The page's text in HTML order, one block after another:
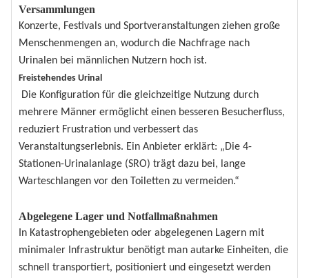
Versammlungen
Konzerte, Festivals und Sportveranstaltungen ziehen große
Menschenmengen an, wodurch die Nachfrage nach
Urinalen bei männlichen Nutzern hoch ist.
Freistehendes Urinal
Die Konfiguration für die gleichzeitige Nutzung durch
mehrere Männer ermöglicht einen besseren Besucherfluss,
reduziert Frustration und verbessert das
Veranstaltungserlebnis. Ein Anbieter erklärt: „Die 4-
Stationen-Urinalanlage (SRO) trägt dazu bei, lange
Warteschlangen vor den Toiletten zu vermeiden.“
Abgelegene Lager und Notfallmaßnahmen
In Katastrophengebieten oder abgelegenen Lagern mit
minimaler Infrastruktur benötigt man autarke Einheiten, die
schnell transportiert, positioniert und eingesetzt werden